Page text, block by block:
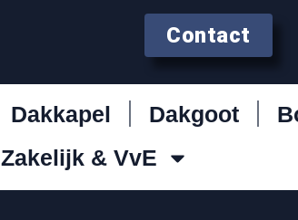
Contact
Dakkapel Dakgoot
Zakelijk & VvE